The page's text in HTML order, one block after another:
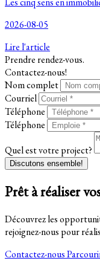
2026-08-05
Lire l'article
Prendre rendez-vous.
Contactez-nous!
Nom complet
Courriel
Téléphone
Téléphone
Quel est votre project?
Discutons ensemble!
Prêt à réaliser
Découvrez les
rejoignez-nous pour
Contactez-nous